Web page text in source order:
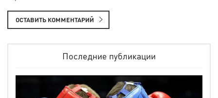
ОСТАВИТЬ КОММЕНТАРИЙ
Последние публикации